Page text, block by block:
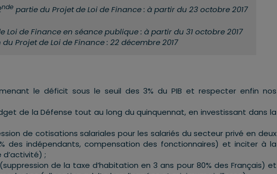
nde partie du Projet de Loi de Finance : à partir du 23 octobre 2017
Loi de Finance en séance publique : à partir du 31 octobre 2017
Projet de Loi de Finance : 22 décembre 2017
le déficit sous le seuil des 3% du PIB et respecter enfin nos
de la Défense tout au long du quinquennat, en investissant dans la
de cotisations salariales pour les salariés du secteur privé en deux
des indépendants, compensation des fonctionnaires) et inciter à la
;
de la taxe d’habitation en 3 ans pour 80% des Français) et